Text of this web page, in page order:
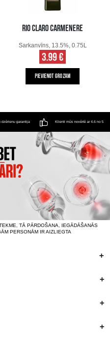
RIO CLARO CARMENERE
Sarkanvīns, 13.5%, 0.75L
3.99 €
PIEVIENOT GROZAM
dzērienu garantija Klienti mūs novērtē ar 4.6 no 5
TĀ PĀRDOŠANA, IEGĀDĀŠANĀS
PERSONĀM IR AIZLIEGTA